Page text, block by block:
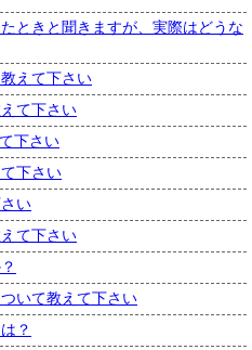
ときと聞きますが、実際はどうな
えて下さい
て下さい
下さい
下さい
い
て下さい
いて教えて下さい
？